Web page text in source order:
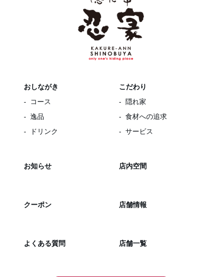
おしながき
コース
逸品
ドリンク
こだわり
隠れ家
食材への追求
サービス
お知らせ 店内空間
クーポン 店舗情報
よくある質問 店舗一覧